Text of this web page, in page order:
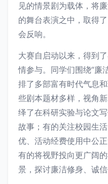
见的情景剧为载体，将
的舞台表演之中，取得
会反响。
大赛自启动以来，得到
情参与。同学们围绕“廉
排了多部富有时代气息
些剧本题材多样，视角
绎了在科研实验与论文
故事；有的关注校园生
优、活动经费使用中公
有的将视野投向更广阔
景，探讨廉洁修身、诚信